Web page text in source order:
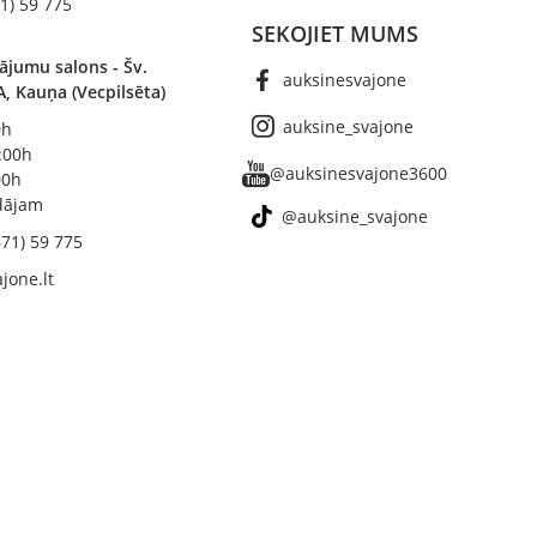
salons - Šv.
Kauņa (Vecpilsēta)
59 775
SEKOJIET MUMS
auksinesvajone
auksine_svajone
@auksinesvajone3600
@auksine_svajone